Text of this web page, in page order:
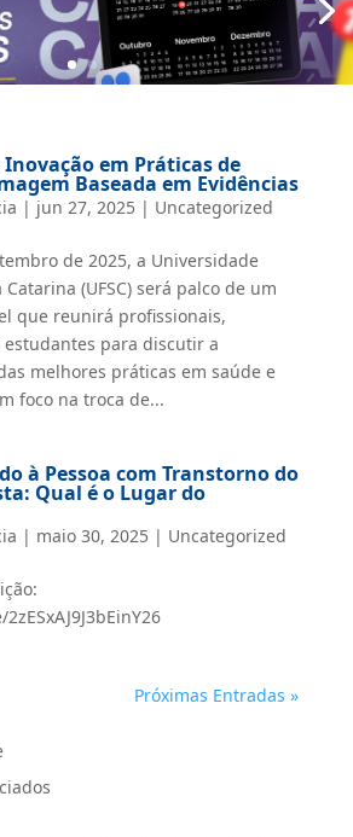
Inovação em Práticas de
Baseada em Evidências
| jun 27, 2025| Uncategorized
de 2025, a Universidade
(UFSC) será palco de um
que reunirá profissionais,
estudantes para discutir a
melhores práticas em saúde e
foco na troca de...
à Pessoa com Transtorno do
Qual é o Lugar do
| maio 30, 2025| Uncategorized
Próximas Entradas »